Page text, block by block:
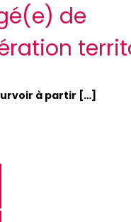
de
à partir […]